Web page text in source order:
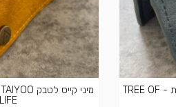
מיני קייס לטבק TAIYOO - תכלת - TREE OF
LIFE